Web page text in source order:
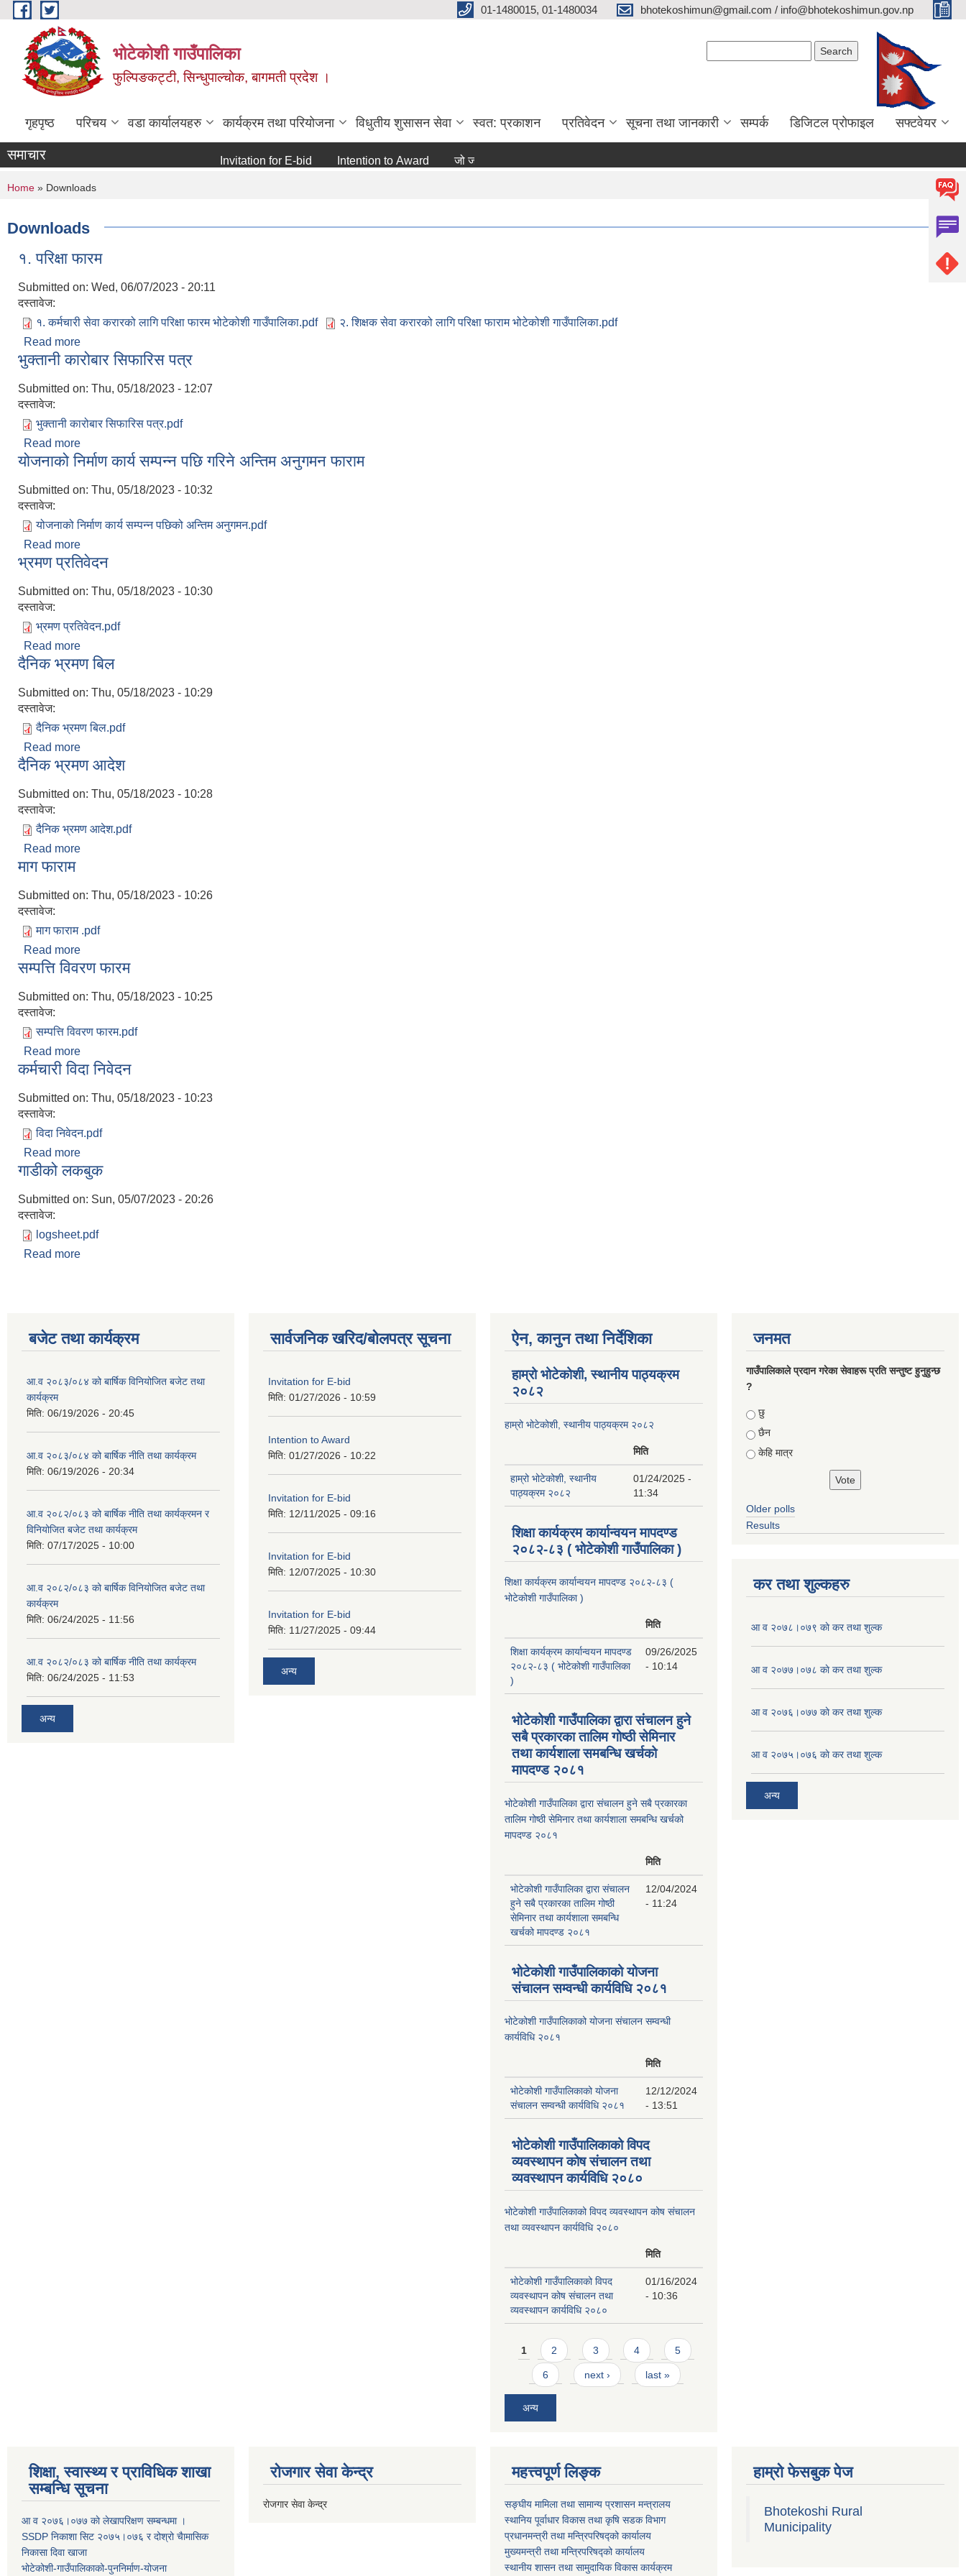
Skip to main content 01-1480015, 01-1480034 bhotekoshimun@gmail.com / info@bhotekoshimun.gov.np
भोटेकोशी गाउँपालिका
फुल्पिङकट्टी, सिन्धुपाल्चोक, बागमती प्रदेश ।
गृहपृष्ठ परिचय वडा कार्यालयहरु कार्यक्रम तथा परियोजना विधुतीय शुसासन सेवा स्वत: प्रकाशन प्रतिवेदन सूचना तथा जानकारी सम्पर्क डिजिटल प्रोफाइल सफ्टवेयर
समाचार Invitation for E-bid Intention to Award जो जस संग सम्बन्धित छ ।
You are here
Home » Downloads
Downloads
१. परिक्षा फारम
Submitted on: Wed, 06/07/2023 - 20:11
दस्तावेज:
१. कर्मचारी सेवा करारको लागि परिक्षा फारम भोटेकोशी गाउँपालिका.pdf
२. शिक्षक सेवा करारको लागि परिक्षा फाराम भोटेकोशी गाउँपालिका.pdf
Read more
भुक्तानी कारोबार सिफारिस पत्र
Submitted on: Thu, 05/18/2023 - 12:07
दस्तावेज:
भुक्तानी कारोबार सिफारिस पत्र.pdf
Read more
योजनाको निर्माण कार्य सम्पन्न पछि गरिने अन्तिम अनुगमन फाराम
Submitted on: Thu, 05/18/2023 - 10:32
दस्तावेज:
योजनाको निर्माण कार्य सम्पन्न पछिको अन्तिम अनुगमन.pdf
Read more
भ्रमण प्रतिवेदन
Submitted on: Thu, 05/18/2023 - 10:30
दस्तावेज:
भ्रमण प्रतिवेदन.pdf
Read more
दैनिक भ्रमण बिल
Submitted on: Thu, 05/18/2023 - 10:29
दस्तावेज:
दैनिक भ्रमण बिल.pdf
Read more
दैनिक भ्रमण आदेश
Submitted on: Thu, 05/18/2023 - 10:28
दस्तावेज:
दैनिक भ्रमण आदेश.pdf
Read more
माग फाराम
Submitted on: Thu, 05/18/2023 - 10:26
दस्तावेज:
माग फाराम .pdf
Read more
सम्पत्ति विवरण फारम
Submitted on: Thu, 05/18/2023 - 10:25
दस्तावेज:
सम्पत्ति विवरण फारम.pdf
Read more
कर्मचारी विदा निवेदन
Submitted on: Thu, 05/18/2023 - 10:23
दस्तावेज:
विदा निवेदन.pdf
Read more
गाडीको लकबुक
Submitted on: Sun, 05/07/2023 - 20:26
दस्तावेज:
logsheet.pdf
Read more
बजेट तथा कार्यक्रम
आ.व २०८३/०८४ को बार्षिक विनियोजित बजेट तथा
कार्यक्रम
मिति: 06/19/2026 - 20:45
आ.व २०८३/०८४ को बार्षिक नीति तथा कार्यक्रम
मिति: 06/19/2026 - 20:34
आ.व २०८२/०८३ को बार्षिक नीति तथा कार्यक्रमन र
विनियोजित बजेट तथा कार्यक्रम
मिति: 07/17/2025 - 10:00
आ.व २०८२/०८३ को बार्षिक विनियोजित बजेट तथा
कार्यक्रम
मिति: 06/24/2025 - 11:56
आ.व २०८२/०८३ को बार्षिक नीति तथा कार्यक्रम
मिति: 06/24/2025 - 11:53
अन्य
सार्वजनिक खरिद/बोलपत्र सूचना
Invitation for E-bid
मिति: 01/27/2026 - 10:59
Intention to Award
मिति: 01/27/2026 - 10:22
Invitation for E-bid
मिति: 12/11/2025 - 09:16
Invitation for E-bid
मिति: 12/07/2025 - 10:30
Invitation for E-bid
मिति: 11/27/2025 - 09:44
अन्य
ऐन, कानुन तथा निर्देशिका
हाम्रो भोटेकोशी, स्थानीय पाठ्यक्रम
२०८२
हाम्रो भोटेकोशी, स्थानीय पाठ्यक्रम २०८२
मिति
हाम्रो भोटेकोशी, स्थानीय
पाठ्यक्रम २०८२
01/24/2025 -
11:34
शिक्षा कार्यक्रम कार्यान्वयन मापदण्ड
२०८२-८३ ( भोटेकोशी गाउँपालिका )
शिक्षा कार्यक्रम कार्यान्वयन मापदण्ड २०८२-८३ (
भोटेकोशी गाउँपालिका )
मिति
शिक्षा कार्यक्रम कार्यान्वयन मापदण्ड
२०८२-८३ ( भोटेकोशी गाउँपालिका
)
09/26/2025
- 10:14
भोटेकोशी गाउँपालिका द्वारा संचालन हुने
सबै प्रकारका तालिम गोष्ठी सेमिनार
तथा कार्यशाला समबन्धि खर्चको
मापदण्ड २०८१
भोटेकोशी गाउँपालिका द्वारा संचालन हुने सबै प्रकारका
तालिम गोष्ठी सेमिनार तथा कार्यशाला समबन्धि खर्चको
मापदण्ड २०८१
मिति
भोटेकोशी गाउँपालिका द्वारा संचालन
हुने सबै प्रकारका तालिम गोष्ठी
सेमिनार तथा कार्यशाला समबन्धि
खर्चको मापदण्ड २०८१
12/04/2024
- 11:24
भोटेकोशी गाउँपालिकाको योजना
संचालन सम्वन्धी कार्यविधि २०८१
भोटेकोशी गाउँपालिकाको योजना संचालन सम्वन्धी
कार्यविधि २०८१
मिति
भोटेकोशी गाउँपालिकाको योजना
संचालन सम्वन्धी कार्यविधि २०८१
12/12/2024
- 13:51
भोटेकोशी गाउँपालिकाको विपद
व्यवस्थापन कोष संचालन तथा
व्यवस्थापन कार्यविधि २०८०
भोटेकोशी गाउँपालिकाको विपद व्यवस्थापन कोष संचालन
तथा व्यवस्थापन कार्यविधि २०८०
मिति
भोटेकोशी गाउँपालिकाको विपद
व्यवस्थापन कोष संचालन तथा
व्यवस्थापन कार्यविधि २०८०
01/16/2024
- 10:36
Pages
1 2 3 4 5
6 next › last »
अन्य
जनमत
गाउँपालिकाले प्रदान गरेका सेवाहरू प्रति सन्तुष्ट हुनुहुन्छ
?
Choices
छु
छैन
केहि मात्र
Older polls
Results
कर तथा शुल्कहरु
आ व २०७८।०७९ काे कर तथा शुल्क
आ व २०७७।०७८ काे कर तथा शुल्क
आ व २०७६।०७७ काे कर तथा शुल्क
आ व २०७५।०७६ काे कर तथा शुल्क
अन्य
शिक्षा, स्वास्थ्य र प्राविधिक शाखा
सम्बन्धि सूचना
आ व २०७६।०७७ काे लेखापरिक्षण सम्बन्धमा ।
SSDP निकाशा सिट २०७५।०७६ र दोश्रो चैामासिक
निकासा दिवा खाजा
भोटेकोशी-गाउँपालिकाको-पुननिर्माण-योजना
रोजगार सेवा केन्द्र
रोजगार सेवा केन्द्र
महत्त्वपूर्ण लिङ्क
सङ्घीय मामिला तथा सामान्य प्रशासन मन्त्रालय
स्थानिय पूर्वाधार विकास तथा कृषि सडक विभाग
प्रधानमन्त्री तथा मन्त्रिपरिषद्को कार्यालय
मुख्यमन्त्री तथा मन्त्रिपरिषद्को कार्यालय
स्थानीय शासन तथा सामुदायिक विकास कार्यक्रम
हाम्रो फेसबुक पेज
Bhotekoshi Rural
Municipality